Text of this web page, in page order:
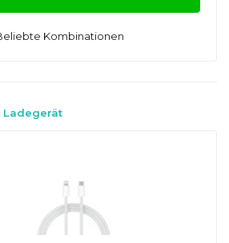
Kombinationen
Ladegerät